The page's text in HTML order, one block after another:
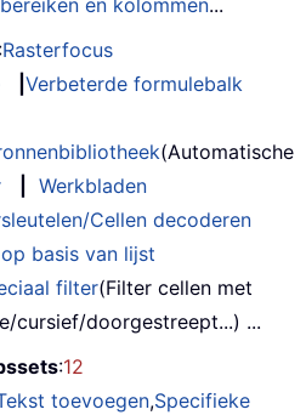
en kolommen...
:Rasterfocus
Verbeterde formulebalk
(Automatische
Werkbladen
Cellen decoderen
basis van lijst
filter(Filter cellen met
cursief/doorgestreept...) ...
:12
toevoegen,Specifieke